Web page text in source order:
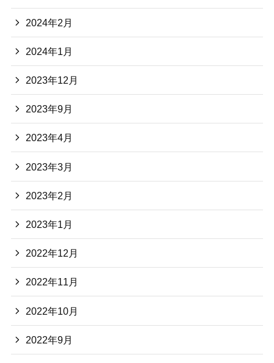
2024年2月
2024年1月
2023年12月
2023年9月
2023年4月
2023年3月
2023年2月
2023年1月
2022年12月
2022年11月
2022年10月
2022年9月